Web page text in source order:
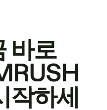
바로
작하세